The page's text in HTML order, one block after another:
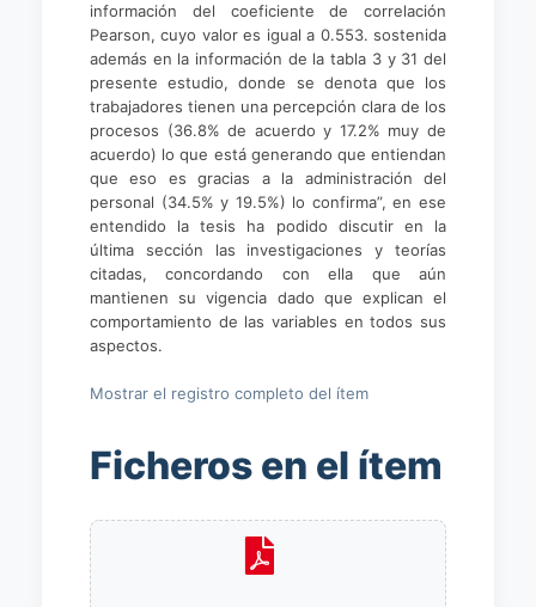
información del coeficiente de correlación
Pearson, cuyo valor es igual a 0.553. sostenida
además en la información de la tabla 3 y 31 del
presente estudio, donde se denota que los
trabajadores tienen una percepción clara de los
procesos (36.8% de acuerdo y 17.2% muy de
acuerdo) lo que está generando que entiendan
que eso es gracias a la administración del
personal (34.5% y 19.5%) lo confirma”, en ese
entendido la tesis ha podido discutir en la
última sección las investigaciones y teorías
citadas, concordando con ella que aún
mantienen su vigencia dado que explican el
comportamiento de las variables en todos sus
aspectos.
Mostrar el registro completo del ítem
Ficheros en el ítem